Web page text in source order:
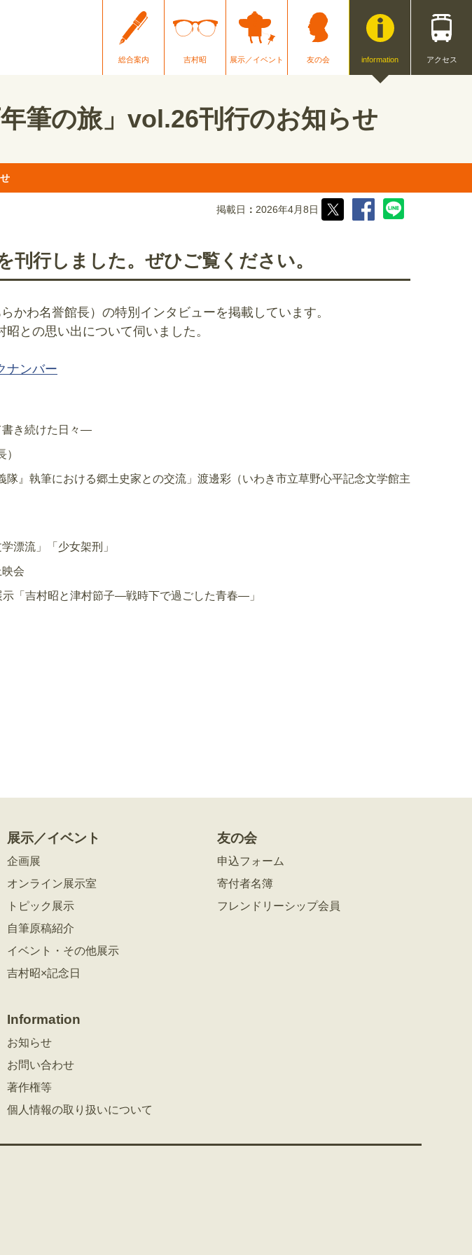
総合案内 吉村昭 展示／イベント 友の会 information アクセス
筆の旅」vol.26刊行のお知らせ
掲載日 2026年4月8日
刊行しました。ぜひご覧ください。
かわ名誉館長）の特別インタビューを掲載しています。
との思い出について伺いました。
ナンバー
き続けた日々―
』執筆における郷土史家との交流」渡邊彩（いわき市立草野心平記念文学館主
漂流」「少女架刑」
会
「吉村昭と津村節子―戦時下で過ごした青春―」
展示／イベント
企画展
オンライン展示室
トピック展示
自筆原稿紹介
イベント・その他展示
吉村昭×記念日
友の会
申込フォーム
寄付者名簿
フレンドリーシップ会員
Information
お知らせ
お問い合わせ
著作権等
個人情報の取り扱いについて